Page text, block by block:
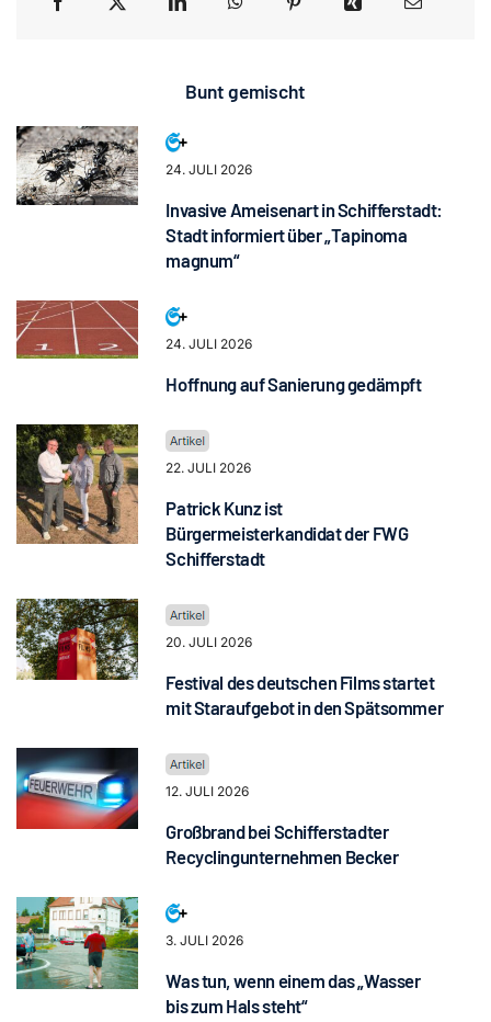
Bunt gemischt
24. JULI 2026
Invasive Ameisenart in Schifferstadt:
Stadt informiert über „Tapinoma
magnum“
24. JULI 2026
Hoffnung auf Sanierung gedämpft
22. JULI 2026
Patrick Kunz ist
Bürgermeisterkandidat der FWG
Schifferstadt
20. JULI 2026
Festival des deutschen Films startet
mit Staraufgebot in den Spätsommer
12. JULI 2026
Großbrand bei Schifferstadter
Recyclingunternehmen Becker
3. JULI 2026
Was tun, wenn einem das „Wasser
bis zum Hals steht“